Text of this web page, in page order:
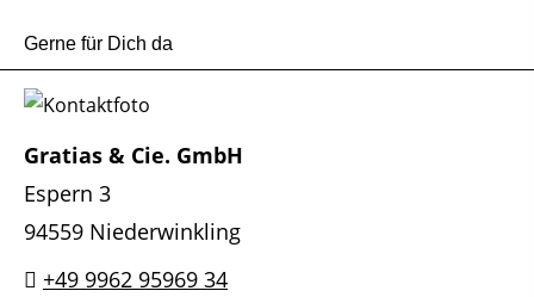
Gerne für Dich da
Gratias & Cie. GmbH
Espern 3
94559 Niederwinkling
+49 9962 95969 34